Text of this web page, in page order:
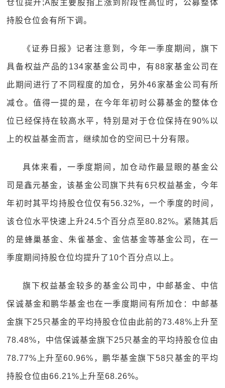
仓位提升;A股主要股指上涨到阶段性高位时，公募整体
持股仓位会有所下调。
《证券日报》记者注意到，今年一季度期间，旗下
具备权益产品的134家基金公司中，有88家基金公司在
此期间进行了不同程度的加仓，另外46家基金公司有所
减仓。值得一提的是，在今年年初时公募基金的整体仓
位已经保持在较高水平，特别是对于仓位保持在90%以
上的权益基金而言，继续加仓的空间已十分有限。
具体来看，一季度期间，加仓动作最显眼的基金公
司是鑫元基金，该基金公司旗下共有6只权益基金，今年
年初时其平均持股仓位仅有56.32%，一个季度的时间，
该仓位水平快速上升24.5个百分点至80.82%。紧随其后
的是蜂巢基金、朱雀基金、金信基金等基金公司，在一
季度期间持股仓位均提升了10个百分点以上。
旗下权益基金较多的基金公司中，中邮基金、中信
保诚基金和鹏华基金也在一季度期间有所加仓：中邮基
金旗下25只基金的平均持股仓位由此前的73.48%上升至
78.48%，中信保诚基金旗下25只基金的平均持股仓位由
78.77%上升至60.96%，鹏华基金旗下58只基金的平均
持股仓位由66.21%上升至68.26%。